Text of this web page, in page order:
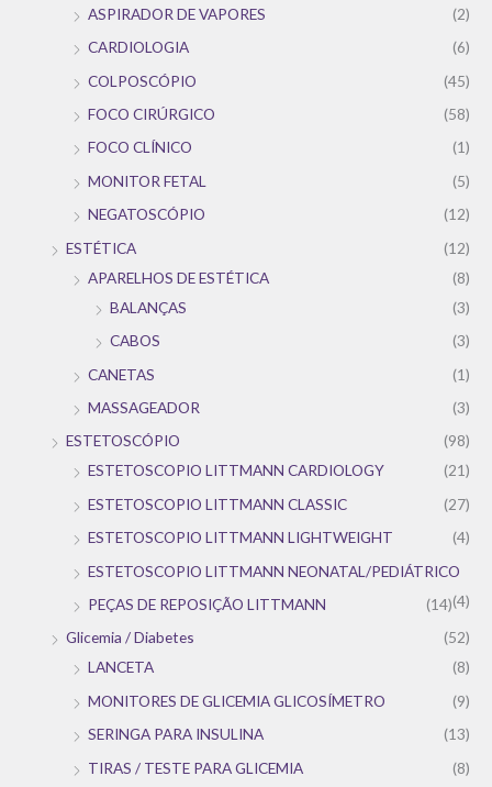
ASPIRADOR DE VAPORES
(2)
CARDIOLOGIA
(6)
COLPOSCÓPIO
(45)
FOCO CIRÚRGICO
(58)
FOCO CLÍNICO
(1)
MONITOR FETAL
(5)
NEGATOSCÓPIO
(12)
ESTÉTICA
(12)
APARELHOS DE ESTÉTICA
(8)
BALANÇAS
(3)
CABOS
(3)
CANETAS
(1)
MASSAGEADOR
(3)
ESTETOSCÓPIO
(98)
ESTETOSCOPIO LITTMANN CARDIOLOGY
(21)
ESTETOSCOPIO LITTMANN CLASSIC
(27)
ESTETOSCOPIO LITTMANN LIGHTWEIGHT
(4)
ESTETOSCOPIO LITTMANN NEONATAL/PEDIÁTRICO
(4)
PEÇAS DE REPOSIÇÃO LITTMANN
(14)
Glicemia / Diabetes
(52)
LANCETA
(8)
MONITORES DE GLICEMIA GLICOSÍMETRO
(9)
SERINGA PARA INSULINA
(13)
TIRAS / TESTE PARA GLICEMIA
(8)